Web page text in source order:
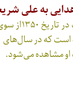
به علی
این
مشاهده می‌شود.